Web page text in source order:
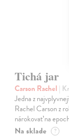
Tichá jar
Carson Rachel |
Jedna z
Rachel Carson z
nárokovať na
Na sklade ?